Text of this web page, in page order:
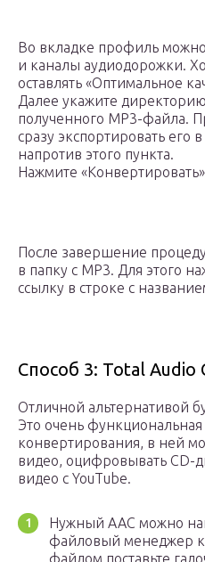
Во вкладке профиль можно
и каналы аудиодорожки.
оставлять «Оптимальное
Далее укажите
полученного MP3-файла.
сразу экспортировать его
напротив этого пункта.
Нажмите
После завершение
в папку с MP3. Для этого
ссылку в строке с
Способ 3: Total Audio
Отличной альтернативой
Это очень
конвертирования, в ней
видео, оцифровывать CD-
видео с YouTube.
Нужный AAC можно
файловый менеджер
файлом поставьте